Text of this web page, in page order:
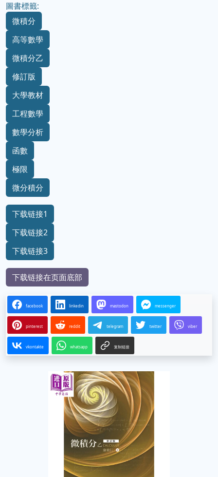
圖書標籤:
微積分
高等數學
微積分乙
修訂版
大學教材
工程數學
數學分析
函數
極限
微分積分
下载链接1
下载链接2
下载链接3
下载链接在页面底部
facebook linkedin mastodon messenger
pinterest reddit telegram twitter viber
vkontakte whatsapp 复制链接